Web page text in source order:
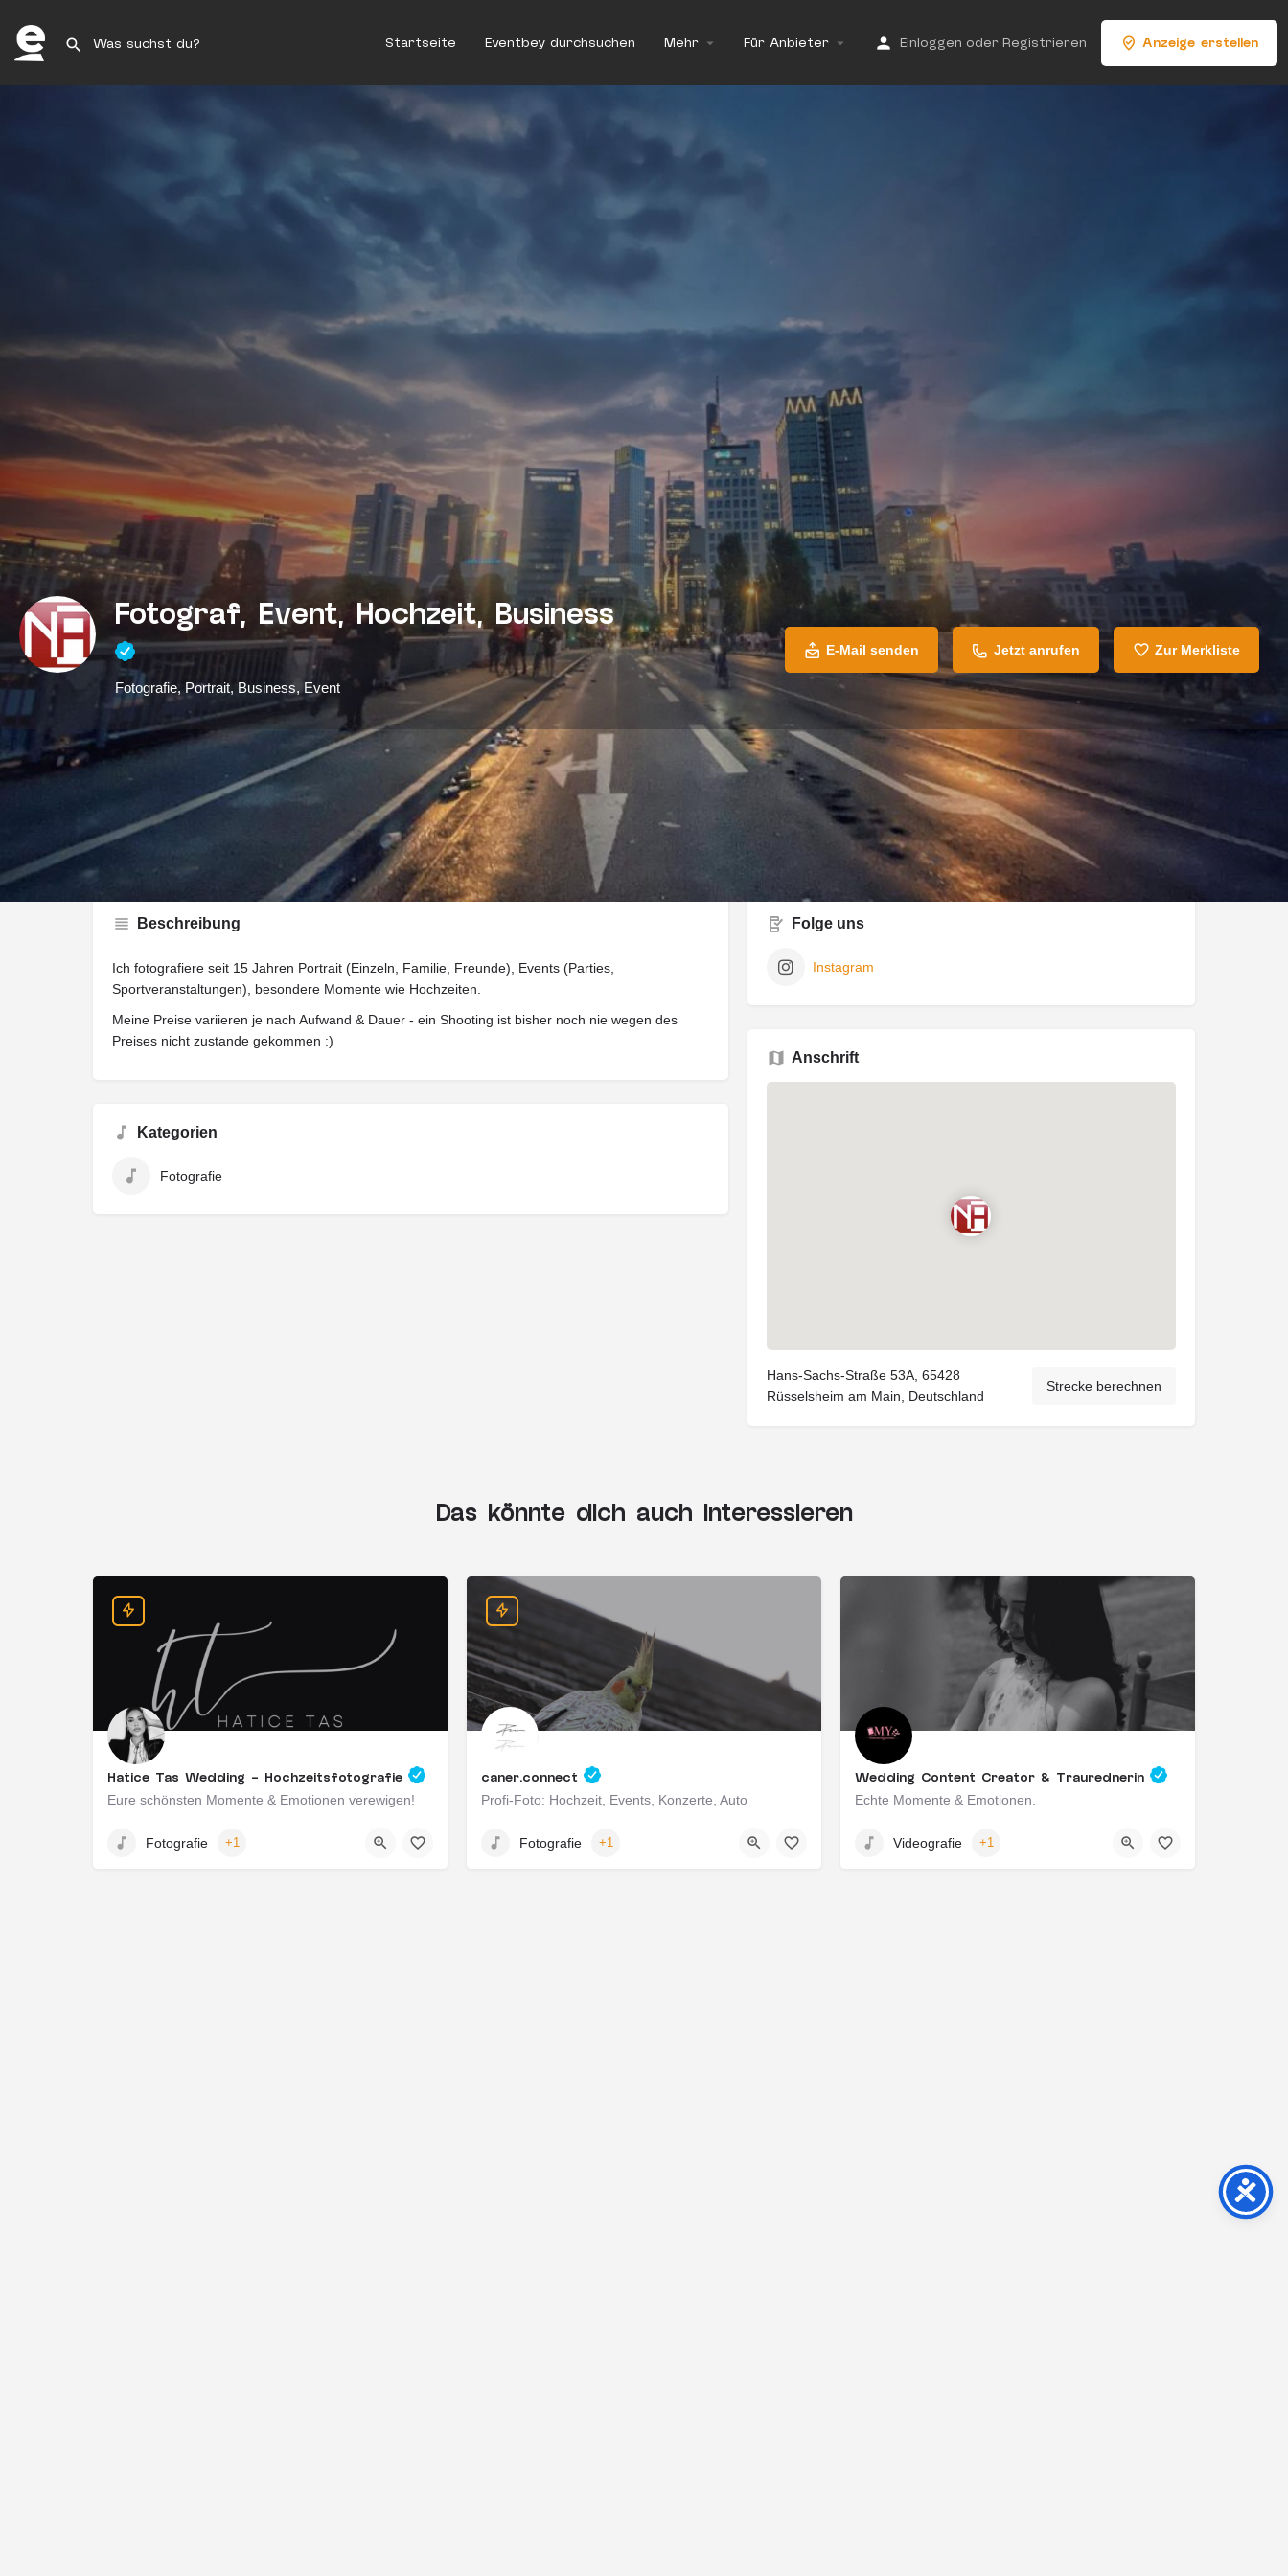
Startseite Eventbey durchsuchen Mehr Für Anbieter Einloggen oder Registrieren Anzeige erstellen
Fotograf, Event, Hochzeit, Business
Fotografie, Portrait, Business, Event
E-Mail senden Jetzt anrufen Zur Merkliste
WhatsApp E-Mail senden Jetzt anrufen Teilen Melden
Beschreibung
Ich fotografiere seit 15 Jahren Portrait (Einzeln, Familie, Freunde), Events (Parties,
Sportveranstaltungen), besondere Momente wie Hochzeiten.
Meine Preise variieren je nach Aufwand & Dauer - ein Shooting ist bisher noch nie wegen des
Preises nicht zustande gekommen :)
Kategorien
Fotografie
Folge uns
Instagram
Anschrift
Hans-Sachs-Straße 53A, 65428
Rüsselsheim am Main, Deutschland
Strecke berechnen
Das könnte dich auch interessieren
Hatice Tas Wedding - Hochzeitsfotografie
Eure schönsten Momente & Emotionen verewigen!
Fotografie +1
caner.connect
Profi-Foto: Hochzeit, Events, Konzerte, Auto
Fotografie +1
Wedding Content Creator & Traurednerin
Echte Momente & Emotionen.
Videografie +1